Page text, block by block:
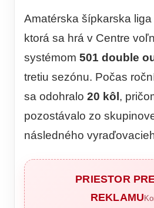
Amatérska šípkarska
ktorá sa hrá v Centre
systémom 501 double
tretiu sezónu. Počas
sa odohralo 20 kôl ,
pozostávalo zo
následného
PRIESTOR
REKLAMU